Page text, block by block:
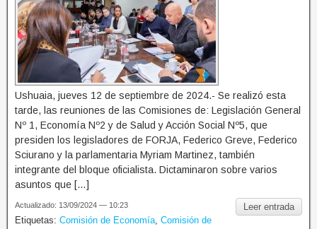
Ushuaia, jueves 12 de septiembre de 2024.- Se realizó esta
tarde, las reuniones de las Comisiones de: Legislación General
Nº 1, Economía Nº2 y de Salud y Acción Social Nº5, que
presiden los legisladores de FORJA, Federico Greve, Federico
Sciurano y la parlamentaria Myriam Martinez, también
integrante del bloque oficialista. Dictaminaron sobre varios
asuntos que […]
Leer entrada
Actualizado: 13/09/2024 — 10:23
Etiquetas: Comisión de Economía Comisión de